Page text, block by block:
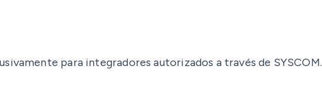
para integradores autorizados a través de SYSCOM.